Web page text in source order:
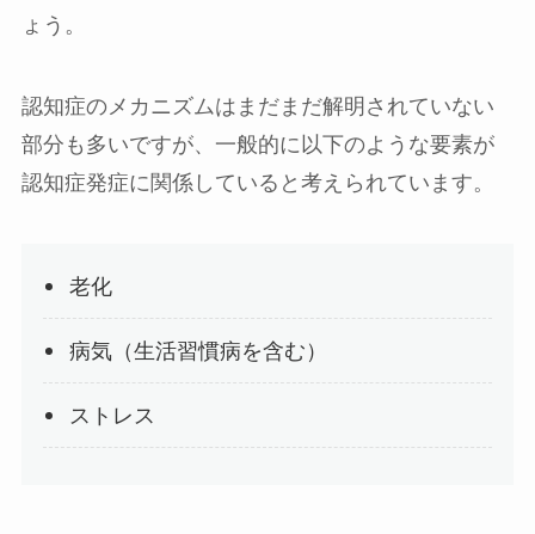
ょう。
認知症のメカニズムはまだまだ解明されていない
部分も多いですが、一般的に以下のような要素が
認知症発症に関係していると考えられています。
老化
病気（生活習慣病を含む）
ストレス